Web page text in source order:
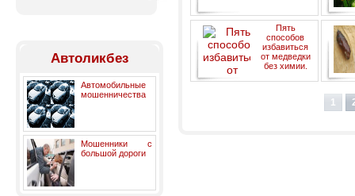
Автоликбез
Автомобильные
мошенничества
Мошенники с
большой дороги
Пять
способов
избавиться
от медведки
без химии.
1